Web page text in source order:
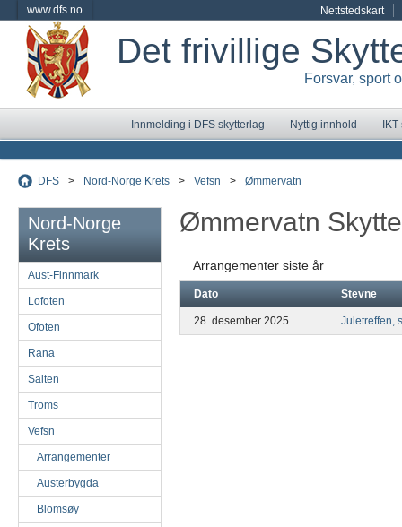
www.dfs.no Nettstedskart
Det frivillige
Forsvar, sport
Innmelding i DFS skytterlag Nyttig innhold
DFS > Nord-Norge Krets > Vefsn > Ømmervatn
Nord-Norge
Krets
Aust-Finnmark
Lofoten
Ofoten
Rana
Salten
Troms
Vefsn
Arrangementer
Austerbygda
Blomsøy
Ømmervatn
Arrangementer siste år
Dato Stevne
28. desember 2025 Juletreffen,